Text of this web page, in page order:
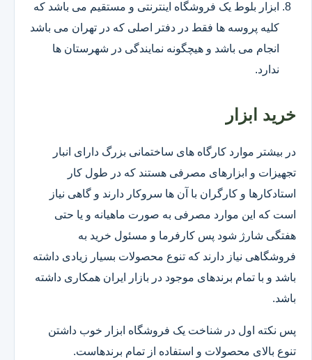
ابزار بلوط یک فروشگاه اینترنتی و مستقیم می باشد که
کلیه پروسه ها فقط در دفتر اصلی که در تهران می باشد
انجام می باشد و هیچگونه نمایندگی در شهرستان ها
ندارد.
خرید ابزار
در بیشتر موارد کارگاه های ساختمانی بزرگ دارای انبار
تجهیزات و ابزارهای مصرفی هستند که در طول کار
استادکارها و کارگران با آن ها سروکار دارند و گاهی نیاز
است که این موارد مصرفی به صورت ماهیانه و یا حتی
هفتگی شارژ شود پس کارفرما و مسئول خرید به
فروشگاهی نیاز دارند که تنوع محصولات بسیار زیادی داشته
باشد و با تمام برندهای موجود در بازار ایران همکاری داشته
باشد.
پس نکته اول در شناخت یک فروشگاه ابزار خوب داشتن
تنوع بالای محصولات و استفاده از تمام برندهاست.